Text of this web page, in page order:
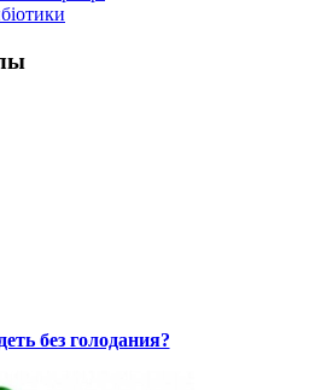
без голодания?